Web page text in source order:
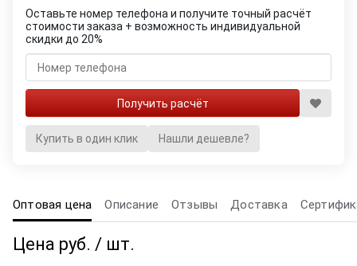
Оставьте номер телефона и получите точный расчёт
стоимости заказа + возможность индивидуальной
скидки до 20%
Купить в один клик Нашли дешевле?
Оптовая цена Описание Отзывы Доставка
Цена руб. / шт.